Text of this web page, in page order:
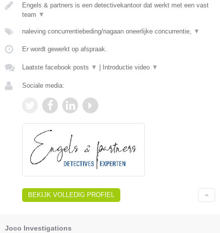
Engels & partners is een detectivekantoor dat werkt met een vast
team ▼
naleving concurrentiebeding/nagaan oneerlijke concurrentie, ▼
Er wordt gewerkt op afspraak.
Laatste facebook posts ▼ Introductie video ▼
Sociale media:
BEKIJK VOLLEDIG PROFIEL
Joco Investigations